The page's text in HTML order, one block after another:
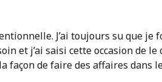
J’ai toujours su que je
et j’ai saisi cette occasion de le
de faire des affaires dans